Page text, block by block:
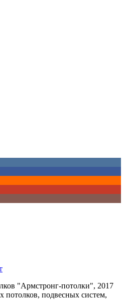
"Армстронг-потолки", 2017
потолков, подвесных систем,